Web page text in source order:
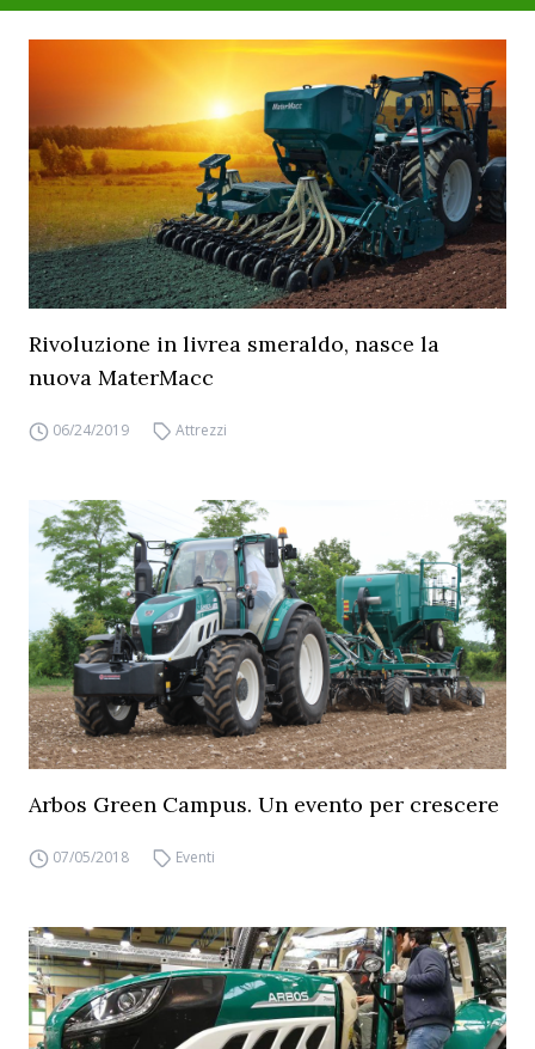
Rivoluzione in livrea smeraldo, nasce la
nuova MaterMacc
06/24/2019 Attrezzi
Arbos Green Campus. Un evento per crescere
07/05/2018 Eventi